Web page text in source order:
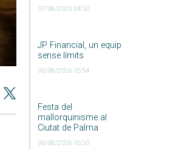
07/08/2026 04:50
JP Financial, un equip
sense límits
06/08/2026 05:54
Festa del
mallorquinisme al
Ciutat de Palma
06/08/2026 05:50